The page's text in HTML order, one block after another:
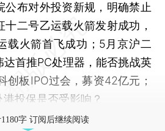
公布对外投资新规，明确禁止
二号乙运载火箭发射成功，
载火箭首飞成功；5月京沪二
首推PC处理器，能否挑战英
创板IPO过会，募资42亿元；
投保是否受影响？
字 订阅后继续阅读